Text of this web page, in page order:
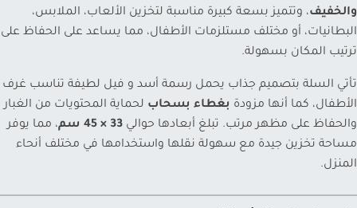
والخفيف، وتتميز بسعة كبيرة مناسبة لتخزين الألعاب، الملابس،
البطانيات، أو مختلف مستلزمات الأطفال، مما يساعد على الحفاظ على
ترتيب المكان بسهولة.
تأتي السلة بتصميم جذاب يحمل رسمة أسد و فيل لطيفة تناسب غرف
الأطفال، كما أنها مزودة بغطاء بسحاب لحماية المحتويات من الغبار
والحفاظ على مظهر مرتب. تبلغ أبعادها حوالي 33 × 45 سم
، مما يوفر
مساحة تخزين جيدة مع سهولة نقلها واستخدامها في مختلف أنحاء
المنزل.